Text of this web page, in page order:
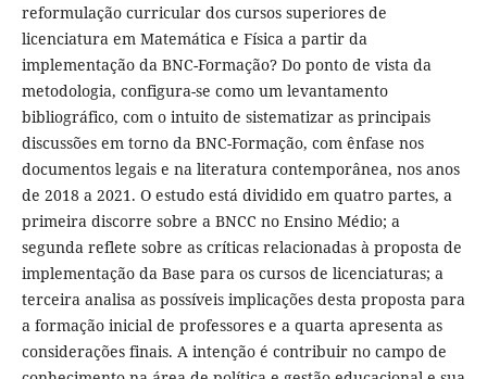
reformulação curricular dos cursos superiores de
licenciatura em Matemática e Física a partir da
implementação da BNC-Formação? Do ponto de vista da
metodologia, configura-se como um levantamento
bibliográfico, com o intuito de sistematizar as principais
discussões em torno da BNC-Formação, com ênfase nos
documentos legais e na literatura contemporânea, nos anos
de 2018 a 2021. O estudo está dividido em quatro partes, a
primeira discorre sobre a BNCC no Ensino Médio; a
segunda reflete sobre as críticas relacionadas à proposta de
implementação da Base para os cursos de licenciaturas; a
terceira analisa as possíveis implicações desta proposta para
a formação inicial de professores e a quarta apresenta as
considerações finais. A intenção é contribuir no campo de